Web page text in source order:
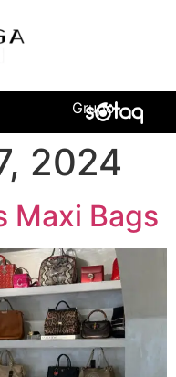
Grupo
2024
Maxi Bags